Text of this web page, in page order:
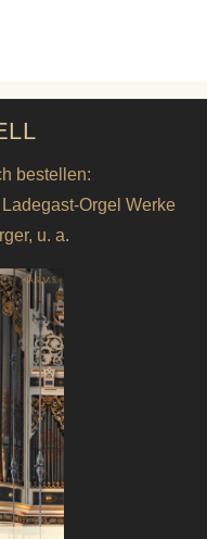
bestellen:
Orgel Werke
u. a.